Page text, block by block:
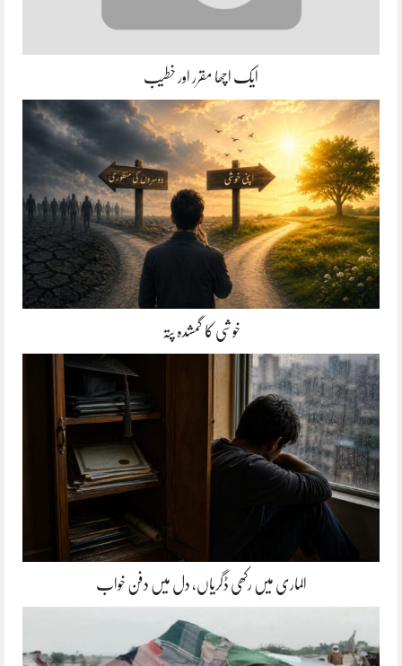
ایک اچھا مقرر اور خطیب
خوشی کا گمشدہ پتہ
الماری میں رکھی ڈگریاں، دل میں دفن خواب